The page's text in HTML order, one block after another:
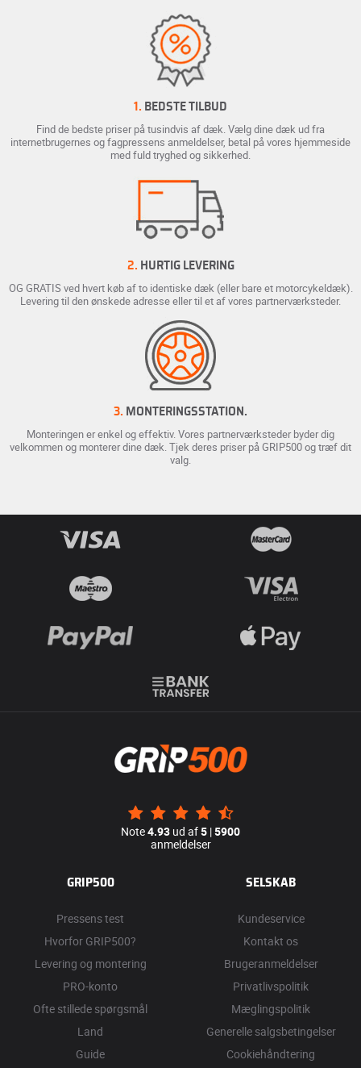
1. BEDSTE TILBUD
Find de bedste priser på tusindvis af dæk. Vælg dine dæk ud fra
internetbrugernes og fagpressens anmeldelser, betal på vores hjemmeside
med fuld tryghed og sikkerhed.
2. HURTIG LEVERING
OG GRATIS ved hvert køb af to identiske dæk (eller bare et motorcykeldæk).
Levering til den ønskede adresse eller til et af vores partnerværksteder.
3. MONTERINGSSTATION.
Monteringen er enkel og effektiv. Vores partnerværksteder byder dig
velkommen og monterer dine dæk. Tjek deres priser på GRIP500 og træf dit
valg.
Note4.93 ud af5 |5900
anmeldelser
GRIP500
Pressens test
Hvorfor GRIP500?
Levering og montering
PRO-konto
Ofte stillede spørgsmål
Land
Guide
SELSKAB
Kundeservice
Kontakt os
Brugeranmeldelser
Privatlivspolitik
Mæglingspolitik
Generelle salgsbetingelser
Cookiehåndtering